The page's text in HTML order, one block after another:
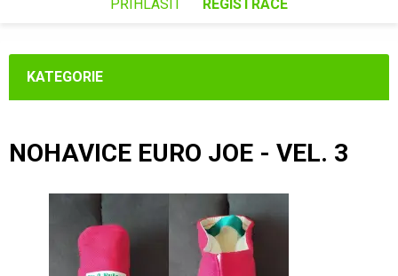
PŘIHLÁSIT REGISTRACE
KATEGORIE
NOHAVICE EURO JOE - VEL. 3